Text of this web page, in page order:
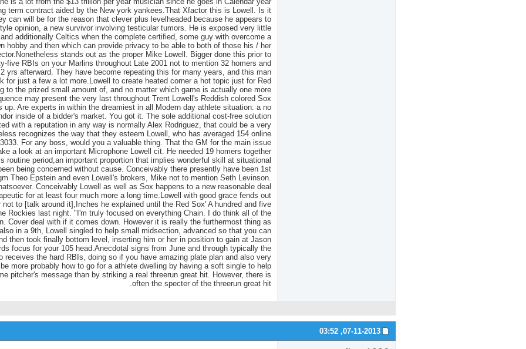
term contract aided by the New york yankees.That Xfactor this is Lowell. Is it
can will be for the reason that clever plus levelheaded because he appears to
opinion, a new survivor involving testicular tumors. He is exposed very little
additionally Celtics when the complete certified, some guy with overcome a
hobby and then which can provide privacy to be able to both of those his / her
stands out as the proper Mike Lowell. Bigger done this prior to
five RBIs on your Marlins throughout Late 2001 not to mention 32 homers and
yrs afterward. They have become repeating this for many years, and this man
for just a few a lot more.Lowell to create heated corner a hot topic just for Red
to the prized small amount of, and no matter which game is actually one more
may present the very last throughout Trent Lowell's Reddish colored Sox
up. Are experts in within the dreamiest in all Modern day athlete situation: a no
inside of a bidder's market. You got it. The sole additional cost-free solution
with a reputation in any way is normally Alex Rodriguez, that could be a very
recognizes the way that they esteem Lowell, who has averaged 154 online
For any boss, would you a valuable thing. That the GM for the main issue
a look at an important Microphone Lowell cit. He needed 19 homers together
routine period,an important proportion that implies wonderful skill at situational
being concerned without cause. Conceivably there presently have been 1st
Theo Epstein and even Lowell's brokers, Mike not to mention Seth Levinson.
Conceivably Lowell as well as Sox happens to a new reasonable deal
for at least four much more a long time.Lowell with good grace fends out
to [talk around it],Inches he explained until the Red Sox' A hundred and five
Rockies last night. "I'm truly focused on everything Chain. I do think all of the
Cover deal with if it comes down. However it is really the furthermost thing as
in a 9th, Lowell singled to help small midsection, advanced so that you can
then took finally bottom level, inserting him or her in position to gain at Jason
focus for your 105 head.Anecdotal signs from June and through typically the
receives the hard RBIs, doing so if you have amazing plate plan and also very
more probably how to go for a athlete dwelling by having a soft single to help
pitcher's message than by striking a real threerun great hit. However, there is
often the specter of the threerun great hit.
07-11-2013,
03:52